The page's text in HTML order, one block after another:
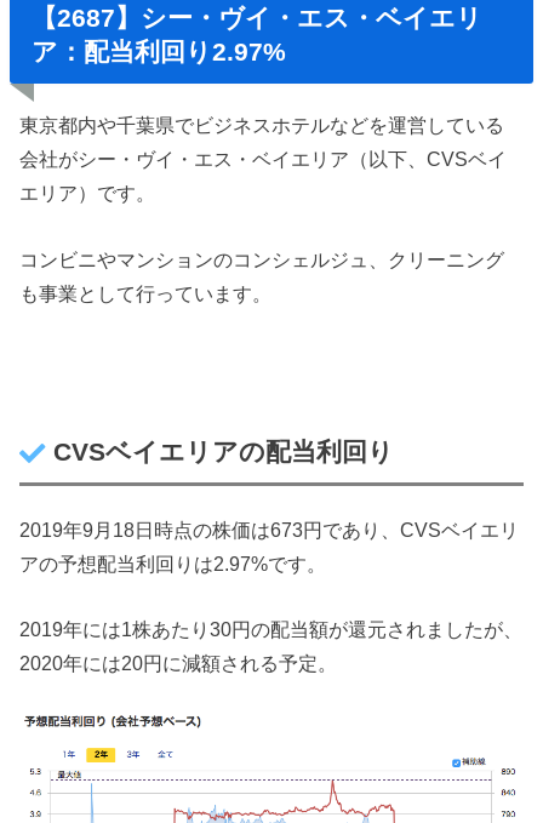
【2687】シー・ヴイ・エス・ベイエリ
ア：配当利回り2.97%
東京都内や千葉県でビジネスホテルなどを運営している
会社がシー・ヴイ・エス・ベイエリア（以下、CVSベイ
エリア）です。
コンビニやマンションのコンシェルジュ、クリーニング
も事業として行っています。
CVSベイエリアの配当利回り
2019年9月18日時点の株価は673円であり、CVSベイエリ
アの予想配当利回りは2.97%です。
2019年には1株あたり30円の配当額が還元されましたが、
2020年には20円に減額される予定。